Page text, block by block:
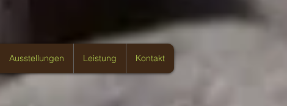
Ausstellungen Leistung Kontakt